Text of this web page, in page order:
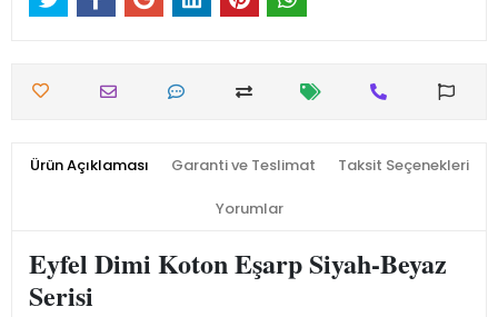
Ürün Açıklaması Garanti ve Teslimat Taksit Seçenekleri
Yorumlar
Eyfel Dimi Koton Eşarp Siyah-Beyaz
Serisi